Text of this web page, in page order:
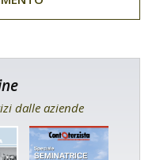
dalle aziende